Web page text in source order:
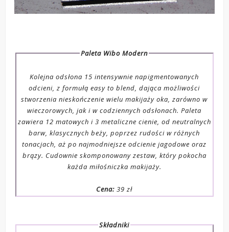
Paleta Wibo Modern
Kolejna odsłona 15 intensywnie napigmentowanych
odcieni, z formułą easy to blend, dająca możliwości
stworzenia nieskończenie wielu makijaży oka, zarówno w
wieczorowych, jak i w codziennych odsłonach. Paleta
zawiera 12 matowych i 3 metaliczne cienie, od neutralnych
barw, klasycznych beży, poprzez rudości w różnych
tonacjach, aż po najmodniejsze odcienie jagodowe oraz
brązy. Cudownie skomponowany zestaw, który pokocha
każda miłośniczka makijaży.
Cena: 39 zł
Składniki